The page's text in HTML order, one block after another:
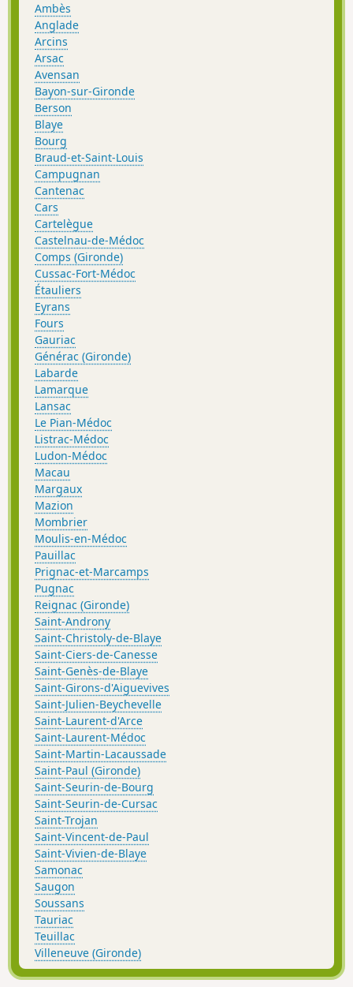
Ambès
Anglade
Arcins
Arsac
Avensan
Bayon-sur-Gironde
Berson
Blaye
Bourg
Braud-et-Saint-Louis
Campugnan
Cantenac
Cars
Cartelègue
Castelnau-de-Médoc
Comps (Gironde)
Cussac-Fort-Médoc
Étauliers
Eyrans
Fours
Gauriac
Générac (Gironde)
Labarde
Lamarque
Lansac
Le Pian-Médoc
Listrac-Médoc
Ludon-Médoc
Macau
Margaux
Mazion
Mombrier
Moulis-en-Médoc
Pauillac
Prignac-et-Marcamps
Pugnac
Reignac (Gironde)
Saint-Androny
Saint-Christoly-de-Blaye
Saint-Ciers-de-Canesse
Saint-Genès-de-Blaye
Saint-Girons-d'Aiguevives
Saint-Julien-Beychevelle
Saint-Laurent-d'Arce
Saint-Laurent-Médoc
Saint-Martin-Lacaussade
Saint-Paul (Gironde)
Saint-Seurin-de-Bourg
Saint-Seurin-de-Cursac
Saint-Trojan
Saint-Vincent-de-Paul
Saint-Vivien-de-Blaye
Samonac
Saugon
Soussans
Tauriac
Teuillac
Villeneuve (Gironde)